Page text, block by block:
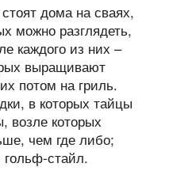
дома на сваях,
можно разглядеть,
каждого из них –
выращивают
потом на гриль.
в которых тайцы
возле которых
чем где либо;
стайл.